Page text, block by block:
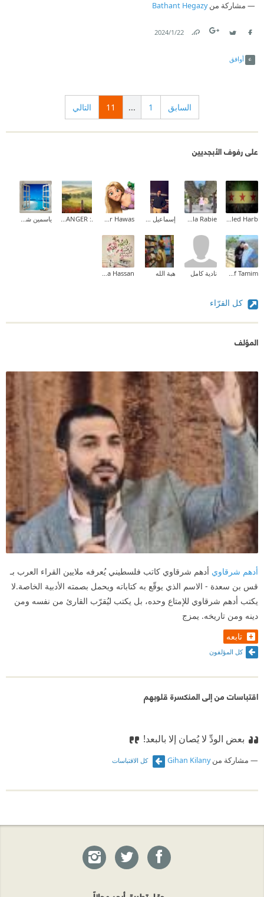
مشاركة منBathant Hegazy
22‏/1‏/2024
أوافق
السابق 1
...
11 التالي
على رفوف الأبجديين
Khaled Harb
Nahla Rabie إسماعيل عبد الله Hadeer Hawas
.: THE STRANGER :. ياسمين شرف
Dina Yousef Tamim نادية كامل هبة الله Noha Hassan
كل القرّاء
المؤلف
أدهم شرقاوي أدهم شرقاوي كاتب فلسطيني يُعرفه ملايين القراء العرب بـ
قس بن سعدة - الاسم الذي يوقّع به كتاباته ويحمل بصمته الأدبية الخاصة.لا
يكتب أدهم شرقاوي للإمتاع وحده، بل يكتب ليُقرّب القارئ من نفسه ومن
دينه ومن تاريخه. يمزج
تابعه
كل المؤلفون
اقتباسات من إلى المنكسرة قلوبهم
بعض الودِّ لا يُصان إلا بالبعد!
مشاركة منGihan Kilany كل الاقتباسات